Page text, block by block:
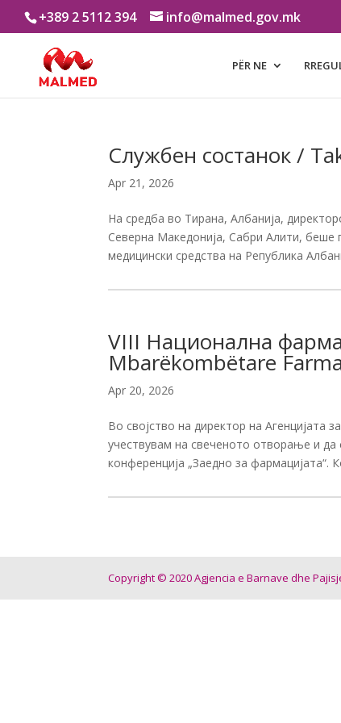
+389 2 5112 394 info@malmed.gov.mk
PËR NE
Службен состанок /
Apr 21, 2026
На средба во Тирана, Албанија,
Северна Македонија, Сабри Алити, беше
медицински средства на Република
VIII Национална
Mbarëkombëtare
Apr 20, 2026
Во својство на директор на Агенцијата
учествувам на свеченото отворање и
конференција „Заедно за фармацијата“.
Copyright © 2020 Agjencia e Barnave dhe